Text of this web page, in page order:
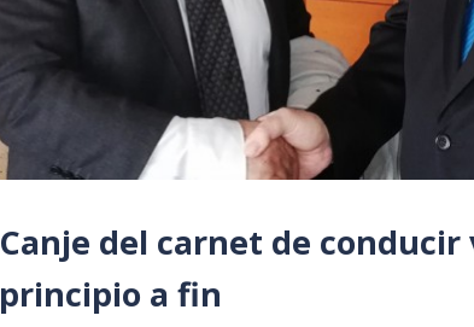
Canje del carnet de conducir
principio a fin